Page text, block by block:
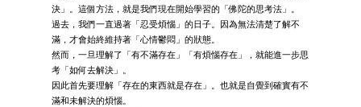
決」。這個方法，就是我們現在開始學習的「佛陀的思考法」。
過去，我們一直過著「忍受煩惱」的日子。因為無法清楚了解不
滿，才會始終維持著「心情鬱悶」的狀態。
然而，一旦理解了「有不滿存在」「有煩惱存在」，就能進一步思
考「如何去解決」。
因此首先要理解「存在的東西就是存在」。也就是自覺到確實有不
滿和未解決的煩惱。